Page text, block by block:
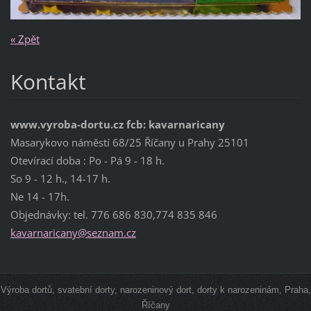
« Zpět
Kontakt
www.vyroba-dortu.cz fcb: kavarnaricany
Masarykovo náměstí 68/25 Říčany u Prahy 25101
Otevírací doba : Po - Pá 9 - 18 h.
So 9 - 12 h., 14-17 h.
Ne 14 - 17h.
Objednávky: tel. 776 686 830,774 835 846
kavarnaricany@seznam.cz
Výroba dortů, svatební dorty, narozeninový dort, dorty k narozeninám, Praha,
Říčany